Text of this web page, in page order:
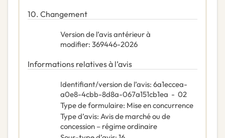
10. Changement
Version de l’avis antérieur à
modifier: 369446-2026
Informations relatives à l’avis
Identifiant/version de l’avis: 6a1eccea-
a0e8-4cbb-8d8a-067a151cb1ea - 02
Type de formulaire: Mise en concurrence
Type d’avis: Avis de marché ou de
concession – régime ordinaire